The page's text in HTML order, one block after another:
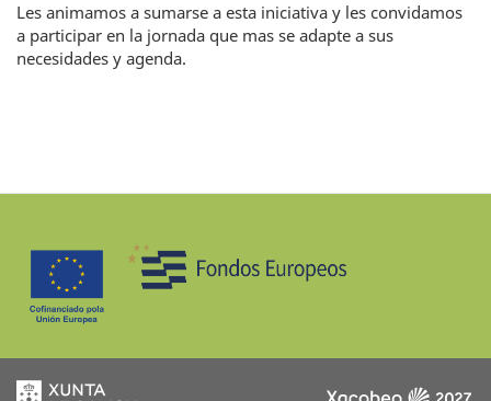
Les animamos a sumarse a esta iniciativa y les convidamos
a participar en la jornada que mas se adapte a sus
necesidades y agenda.